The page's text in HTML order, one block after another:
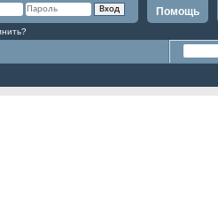
Помощь